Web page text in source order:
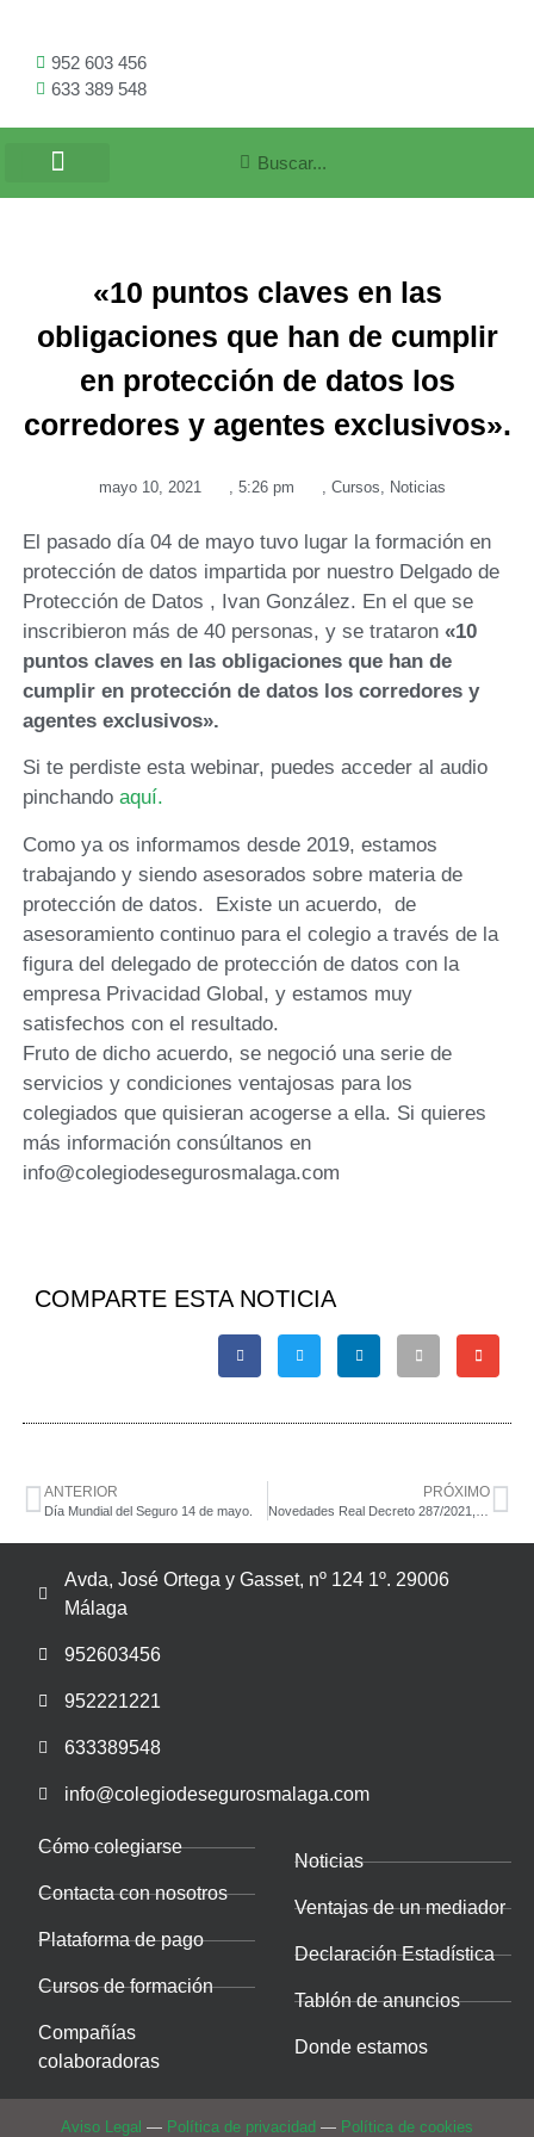
952 603 456
633 389 548
«10 puntos claves en las
obligaciones que han de cumplir
en protección de datos los
corredores y agentes exclusivos».
mayo 10, 2021 5:26 pm Cursos Noticias
El pasado día 04 de mayo tuvo lugar la formación en
protección de datos impartida por nuestro Delgado de
Protección de Datos , Ivan González. En el que se
inscribieron más de 40 personas, y se trataron «10
puntos claves en las obligaciones que han de
cumplir en protección de datos los corredores y
agentes exclusivos».
Si te perdiste esta webinar, puedes acceder al audio
pinchando aquí.
Como ya os informamos desde 2019, estamos
trabajando y siendo asesorados sobre materia de
protección de datos. Existe un acuerdo, de
asesoramiento continuo para el colegio a través de la
figura del delegado de protección de datos con la
empresa Privacidad Global, y estamos muy
satisfechos con el resultado.
Fruto de dicho acuerdo, se negoció una serie de
servicios y condiciones ventajosas para los
colegiados que quisieran acogerse a ella. Si quieres
más información consúltanos en
info@colegiodesegurosmalaga.com
COMPARTE ESTA NOTICIA
ANTERIOR
Día Mundial del Seguro 14 de mayo.
PRÓXIMO
Novedades Real Decreto 287/2021, de 20 de abril, sobre formación y remisión de información estadístico contable de los distribuidores de seguros y reaseguros.
Avda, José Ortega y Gasset, nº 124 1º. 29006
Málaga
952603456
952221221
633389548
info@colegiodesegurosmalaga.com
Cómo colegiarse
Contacta con nosotros
Plataforma de pago
Cursos de formación
Compañías
colaboradoras
Noticias
Ventajas de un mediador
Declaración Estadística
Tablón de anuncios
Donde estamos
Aviso Legal — Política de privacidad — Política de cookies